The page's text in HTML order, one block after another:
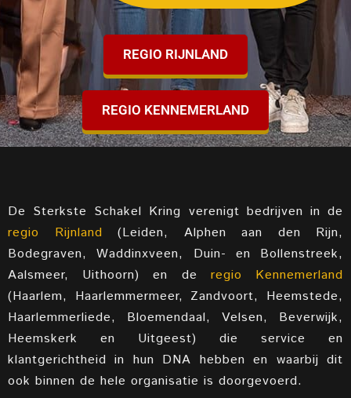
REGIO RIJNLAND
REGIO KENNEMERLAND
De Sterkste Schakel Kring verenigt bedrijven in de
regio Rijnland (Leiden, Alphen aan den Rijn,
Bodegraven, Waddinxveen, Duin- en Bollenstreek,
Aalsmeer, Uithoorn) en de regio Kennemerland
(Haarlem, Haarlemmermeer, Zandvoort, Heemstede,
Haarlemmerliede, Bloemendaal, Velsen, Beverwijk,
Heemskerk en Uitgeest) die service en
klantgerichtheid in hun DNA hebben en waarbij dit
ook binnen de hele organisatie is doorgevoerd.